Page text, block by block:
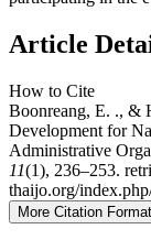
Article
How to Cite
Boonreang, E. ., &
Development for
Administrative
11(1), 236–253.
thaijo.org/
More Citation